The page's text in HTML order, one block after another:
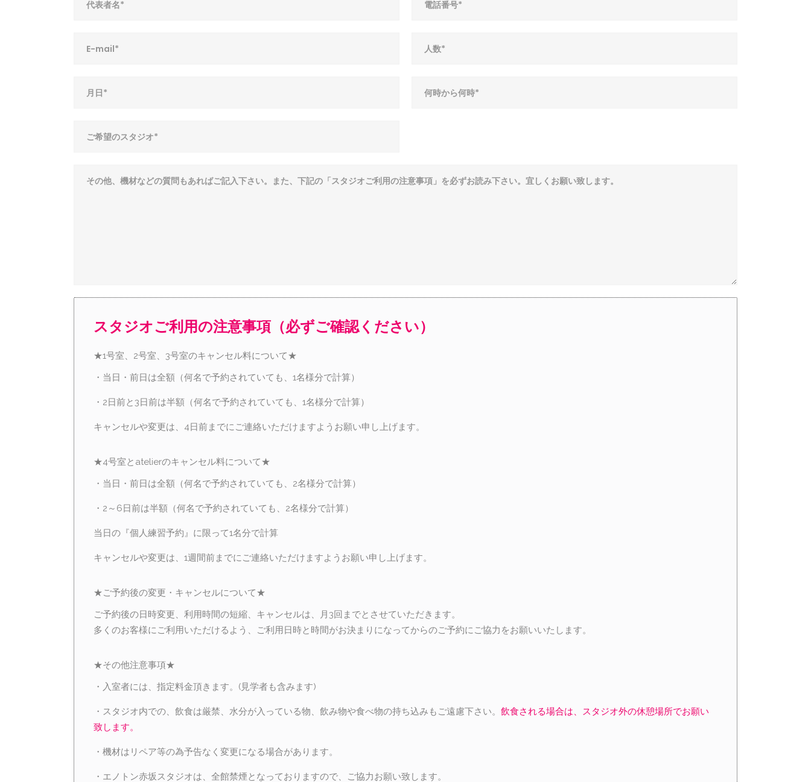
スタジオご利用の注意事項（必ずご確認ください）
★1号室、2号室、3号室のキャンセル料について★
・当日・前日は全額（何名で予約されていても、1名様分で計算）
・2日前と3日前は半額（何名で予約されていても、1名様分で計算）
キャンセルや変更は、4日前までにご連絡いただけますようお願い申し上げます。
★4号室とatelierのキャンセル料について★
・当日・前日は全額（何名で予約されていても、2名様分で計算）
・2～6日前は半額（何名で予約されていても、2名様分で計算）
当日の『個人練習予約』に限って1名分で計算
キャンセルや変更は、1週間前までにご連絡いただけますようお願い申し上げます。
★ご予約後の変更・キャンセルについて★
ご予約後の日時変更、利用時間の短縮、キャンセルは、月3回までとさせていただきます。
多くのお客様にご利用いただけるよう、ご利用日時と時間がお決まりになってからのご予約にご協力をお願いいたします。
★その他注意事項★
・入室者には、指定料金頂きます。(見学者も含みます)
・スタジオ内での、飲食は厳禁、水分が入っている物、飲み物や食べ物の持ち込みもご遠慮下さい。 飲食される場合は、スタジオ外の休憩場所でお願い
致します。
・機材はリペア等の為予告なく変更になる場合があります。
・エノトン赤坂スタジオは、全館禁煙となっておりますので、ご協力お願い致します。